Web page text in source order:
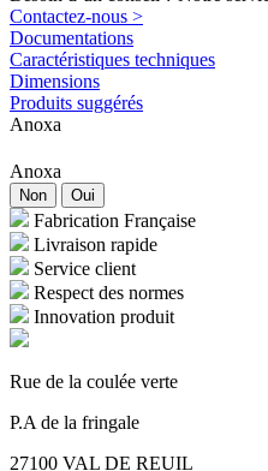
Contactez-nous >
Documentations
Caractéristiques techniques
Dimensions
Produits suggérés
Anoxa
Anoxa
Non Oui
Fabrication Française
Livraison rapide
Service client
Respect des normes
Innovation produit
Rue de la coulée verte
P.A de la fringale
27100 VAL DE REUIL